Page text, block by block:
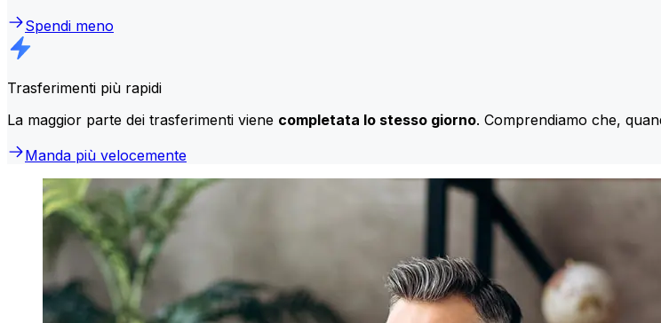
Spendi meno
Trasferimenti più rapidi
La maggior parte dei trasferimenti viene completata lo stesso giorno. Comprendiamo che,
Manda più velocemente